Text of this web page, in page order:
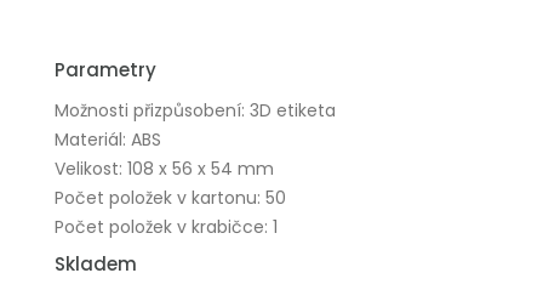
Parametry
Možnosti přizpůsobení: 3D etiketa
Materiál: ABS
Velikost: 108 x 56 x 54 mm
Počet položek v kartonu: 50
Počet položek v krabičce: 1
Skladem